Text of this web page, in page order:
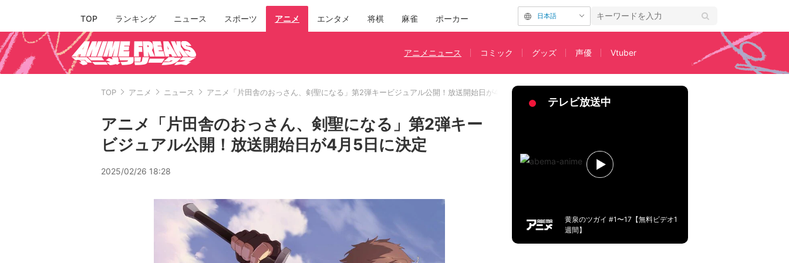
TOP ランキング ニュース スポーツ アニメ エンタメ 将棋 麻雀 ポーカー 日本語
アニメニュース コミック グッズ 声優 Vtuber
TOP アニメ ニュース アニメ「片田舎のおっさん、剣聖になる」第2弾キービジュアル公開！放送開始日が4月5日に決定
アニメ「片田舎のおっさん、剣聖になる」第2弾キー
ビジュアル公開！放送開始日が4月5日に決定
2025/02/26 18:28
テレビ放送中
黄泉のツガイ #1〜17【無料ビデオ1
週間】